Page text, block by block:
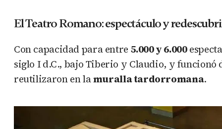
El Teatro Romano: espectáculo y
Con capacidad para entre 5.000 y 6.000
siglo I d.C., bajo Tiberio y Claudio, y funcionó
reutilizaron en lamuralla tardorromana.